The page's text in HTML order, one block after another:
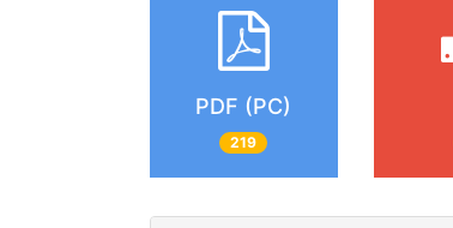
PDF (PC)
219